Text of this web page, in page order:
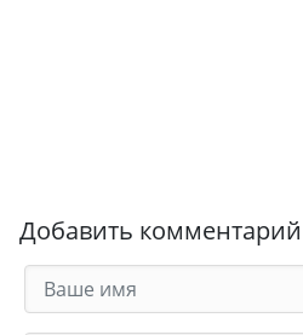
Добавить комментарий